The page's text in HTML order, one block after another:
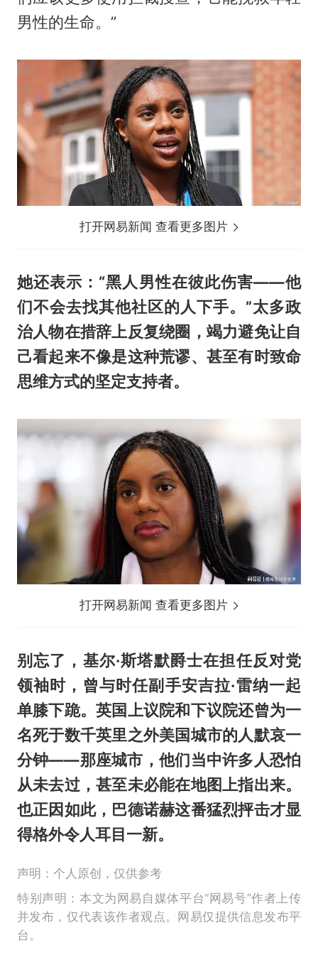
男性的生命。”
打开网易新闻 查看更多图片
她还表示：“黑人男性在彼此伤害——他
们不会去找其他社区的人下手。”太多政
治人物在措辞上反复绕圈，竭力避免让自
己看起来不像是这种荒谬、甚至有时致命
思维方式的坚定支持者。
打开网易新闻 查看更多图片
别忘了，基尔·斯塔默爵士在担任反对党
领袖时，曾与时任副手安吉拉·雷纳一起
单膝下跪。英国上议院和下议院还曾为一
名死于数千英里之外美国城市的人默哀一
分钟——那座城市，他们当中许多人恐怕
从未去过，甚至未必能在地图上指出来。
也正因如此，巴德诺赫这番猛烈抨击才显
得格外令人耳目一新。
声明：个人原创，仅供参考
特别声明：本文为网易自媒体平台“网易号”作者上传
并发布，仅代表该作者观点。网易仅提供信息发布平
台。